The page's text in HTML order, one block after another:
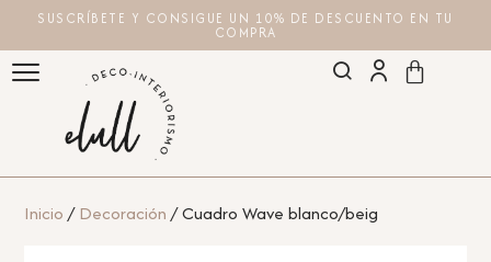
SUSCRÍBETE Y CONSIGUE UN 10% DE DESCUENTO EN TU
COMPRA
Inicio/Decoración/ Cuadro Wave blanco/beig